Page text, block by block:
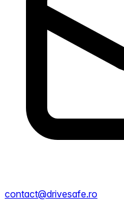
contact@drivesafe.ro